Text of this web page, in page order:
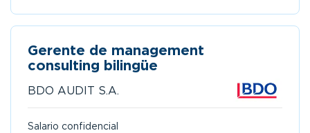
Gerente de management
consulting bilingüe
BDO AUDIT S.A.
Salario confidencial